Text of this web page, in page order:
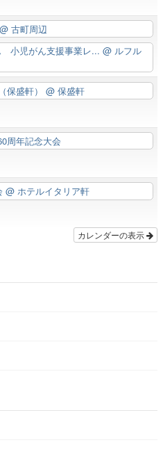
@ 古町周辺
小児がん支援事業レ... @ ルフル
保盛軒） @ 保盛軒
周年記念大会
@ ホテルイタリア軒
カレンダーの表示